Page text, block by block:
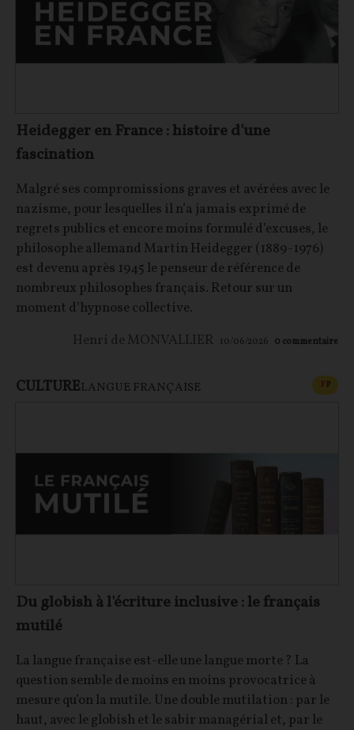
Heidegger en France : histoire d'une
fascination
Malgré ses compromissions graves et avérées avec le
nazisme, pour lesquelles il n’a jamais exprimé de
regrets publics et encore moins formulé d’excuses, le
philosophe allemand Martin Heidegger (1889-1976)
est devenu après 1945 le penseur de référence de
nombreux philosophes français. Retour sur un
moment d’hypnose collective.
Henri de MONVALLIER 10/06/2026 0 commentaire
CULTURELANGUE FRANÇAISE FP
Du globish à l'écriture inclusive : le français
mutilé
La langue française est-elle une langue morte ? La
question semble de moins en moins provocatrice à
mesure qu’on la mutile. Une double mutilation : par le
haut, avec le globish et le sabir managérial et, par le